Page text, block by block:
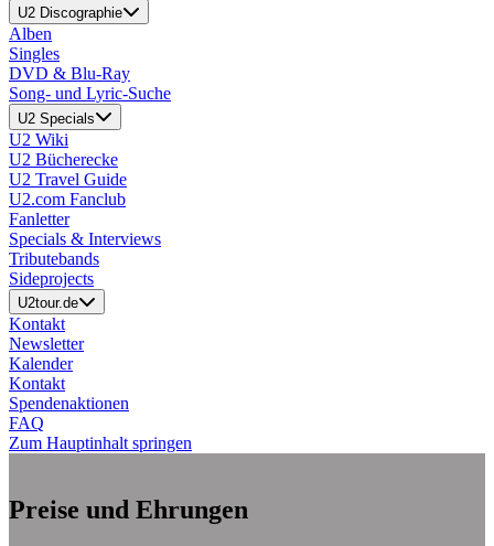
U2 Discographie
Alben
Singles
DVD & Blu-Ray
Song- und Lyric-Suche
U2 Specials
U2 Wiki
U2 Bücherecke
U2 Travel Guide
U2.com Fanclub
Fanletter
Specials & Interviews
Tributebands
Sideprojects
U2tour.de
Kontakt
Newsletter
Kalender
Kontakt
Spendenaktionen
FAQ
Zum Hauptinhalt springen
Preise und Ehrungen